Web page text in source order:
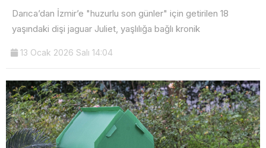
Darıca’dan İzmir’e "huzurlu son günler" için getirilen 18
yaşındaki dişi jaguar Juliet, yaşlılığa bağlı kronik
13 Ocak 2026 Salı 14:04